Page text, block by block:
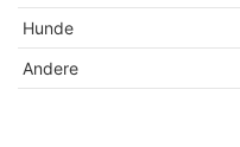
Hunde
Andere